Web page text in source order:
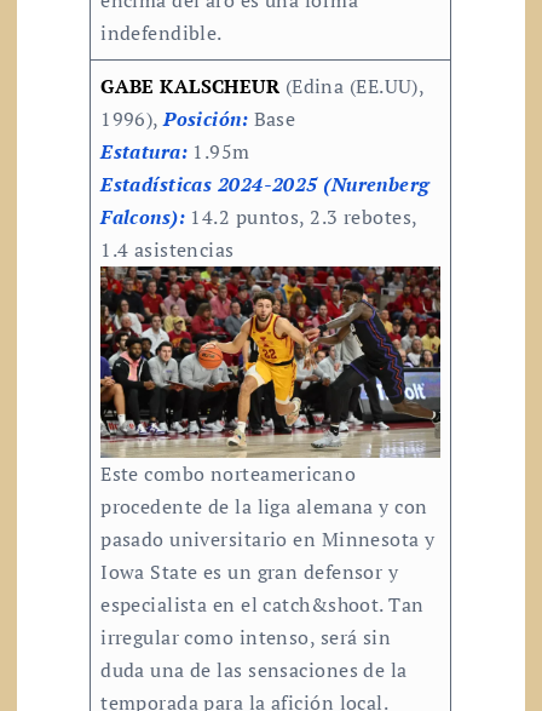
indefendible.
GABE KALSCHEUR (Edina (EE.UU),
1996),Posición: Base
Estatura: 1.95m
Estadísticas 2024-2025 (Nurenberg
Falcons): 14.2 puntos, 2.3 rebotes,
1.4 asistencias
Este combo norteamericano
procedente de la liga alemana y con
pasado universitario en Minnesota y
Iowa State es un gran defensor y
especialista en el catch&shoot. Tan
irregular como intenso, será sin
duda una de las sensaciones de la
temporada para la afición local.